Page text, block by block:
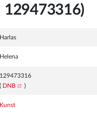
129473316)
Harlas
Helena
129473316
( DNB )
Kunst